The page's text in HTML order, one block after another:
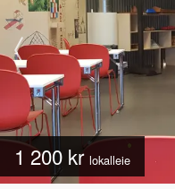
1 200 kr lokalleie